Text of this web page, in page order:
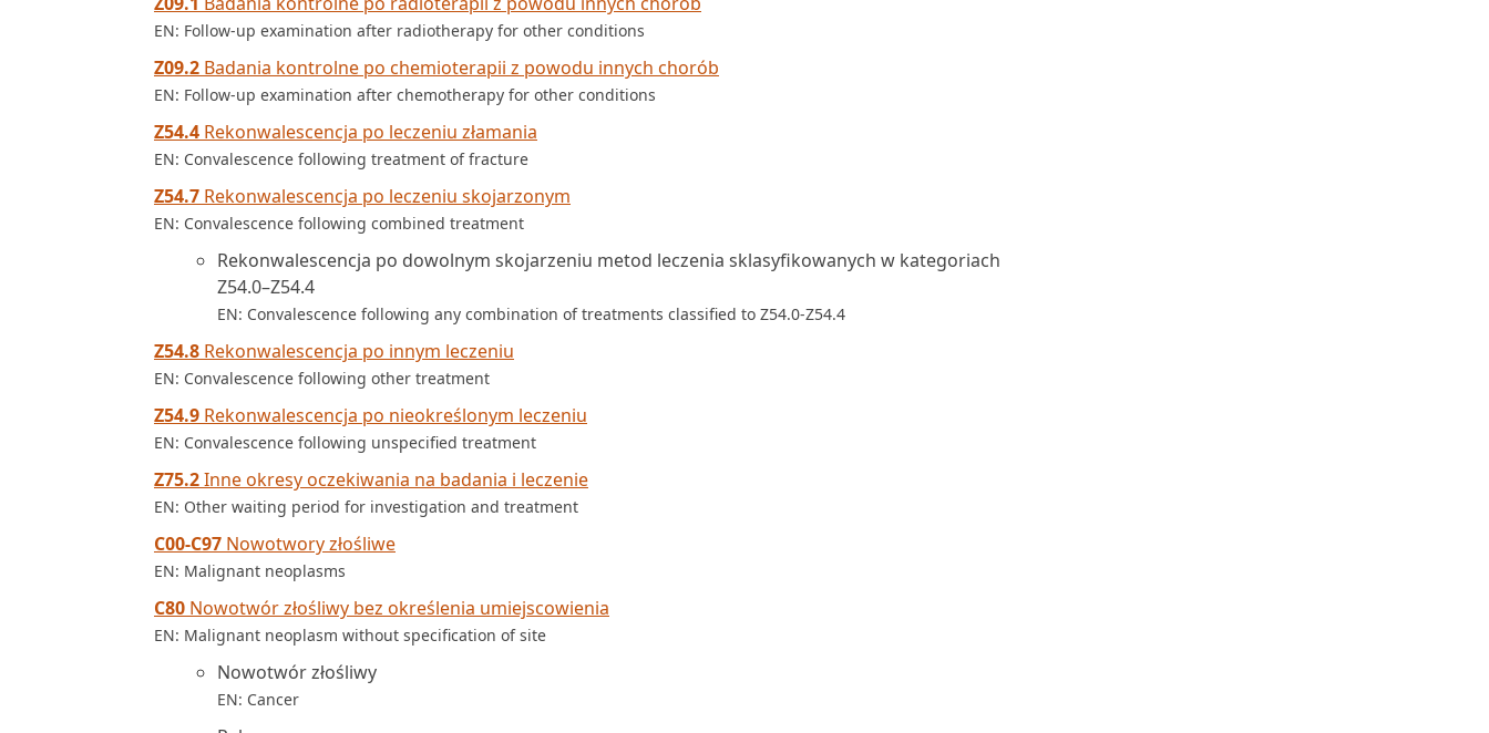
EN: Follow-up examination after radiotherapy for other conditions
Z09.2 Badania kontrolne po chemioterapii z powodu innych chorób
EN: Follow-up examination after chemotherapy for other conditions
Z54.4 Rekonwalescencja po leczeniu złamania
EN: Convalescence following treatment of fracture
Z54.7 Rekonwalescencja po leczeniu skojarzonym
EN: Convalescence following combined treatment
Rekonwalescencja po dowolnym skojarzeniu metod leczenia sklasyfikowanych w kategoriach
Z54.0–Z54.4
EN: Convalescence following any combination of treatments classified to Z54.0-Z54.4
Z54.8 Rekonwalescencja po innym leczeniu
EN: Convalescence following other treatment
Z54.9 Rekonwalescencja po nieokreślonym leczeniu
EN: Convalescence following unspecified treatment
Z75.2Inne okresy oczekiwania na badania i leczenie
EN: Other waiting period for investigation and treatment
C00-C97 Nowotwory złośliwe
EN: Malignant neoplasms
C80 Nowotwór złośliwy bez określenia umiejscowienia
EN: Malignant neoplasm without specification of site
Nowotwór złośliwy
EN: Cancer